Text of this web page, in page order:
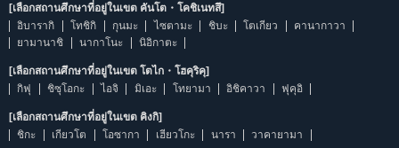
[เลือกสถานศึกษาที่อยู่ในเขต คันโต・โคชิเนทสึ]
อิบารากิ
โทชิกิ กุนมะ ไซตามะ ชิบะ โตเกียว
คานากาวา
ยามานาชิ
นากาโนะ นิอิกาตะ
[เลือกสถานศึกษาที่อยู่ในเขต โตไก・โฮคุริคุ]
กิฟุ
ชิซุโอกะ ไอจิ มิเอะ โทยามา อิชิคาวา ฟุคุอิ
[เลือกสถานศึกษาที่อยู่ในเขต คิงกิ]
ชิกะ
เกียวโต โอซากา เฮียวโกะ นารา วาคายามา